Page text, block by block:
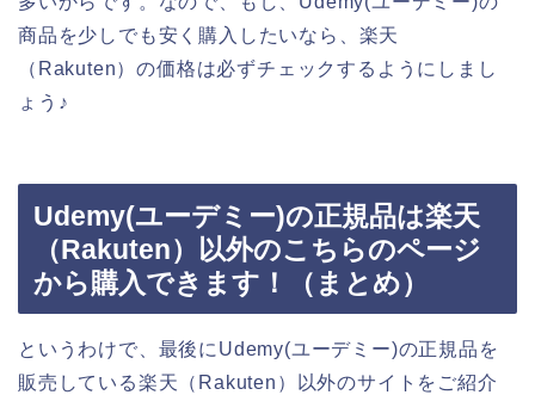
商品を少しでも安く購入したいなら、楽天
（Rakuten）の価格は必ずチェックするようにしまし
ょう♪
Udemy(ユーデミー)の正規品は楽天
（Rakuten）以外のこちらのページ
から購入できます！（まとめ）
というわけで、最後にUdemy(ユーデミー)の正規品を
販売している楽天（Rakuten）以外のサイトをご紹介